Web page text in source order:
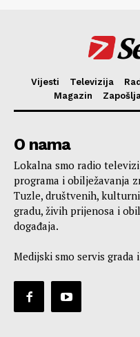
Vijesti Televizija
Magazin
O nama
Lokalna smo radio
programa i obilježavanja
Tuzle, društvenih,
gradu, živih prijenosa i
događaja.
Medijski smo servis grada